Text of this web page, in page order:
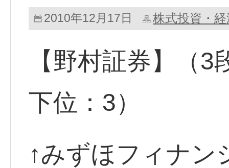
2010年12月17日 株式投資・
【野村証券】（
下位：3）
↑みずほフィナン